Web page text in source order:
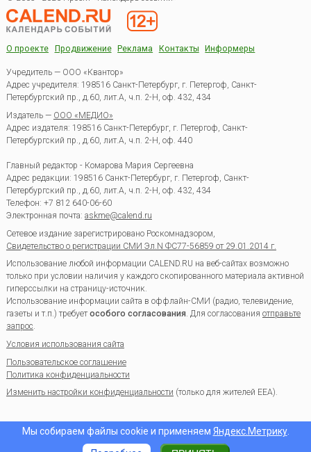
О проекте Продвижение Реклама Контакты Информеры
Учредитель — ООО «Квантор»
Адрес учредителя: 198516 Санкт-Петербург, г. Петергоф, Санкт-
Петербургский пр., д.60, лит.А, ч.п. 2-Н, оф. 432, 434
Издатель — ООО «МЕДИО»
Адрес издателя: 198516 Санкт-Петербург, г. Петергоф, Санкт-
Петербургский пр., д.60, лит.А, ч.п. 2-Н, оф. 440
Главный редактор - Комарова Мария Сергеевна
Адрес редакции: 198516 Санкт-Петербург, г. Петергоф, Санкт-
Петербургский пр., д.60, лит.А, ч.п. 2-Н, оф. 432, 434
Телефон: +7 812 640-06-60
Электронная почта: askme@calend.ru
Сетевое издание зарегистрировано Роскомнадзором,
Свидетельство о регистрации СМИ Эл.N ФС77-56859 от 29.01.2014 г.
Использование любой информации CALEND.RU на веб-сайтах возможно
только при условии наличия у каждого скопированного материала активной
гиперссылки на страницу-источник.
Использование информации сайта в оффлайн-СМИ (радио, телевидение,
газеты и т.п.) требуетособого согласования. Для согласования отправьте
запрос.
Условия использования сайта
Пользовательское соглашение
Политика конфиденциальности
Изменить настройки конфиденциальности (только для жителей EEA).
Мы собираем файлы cookie и применяем Яндекс.Метрику.